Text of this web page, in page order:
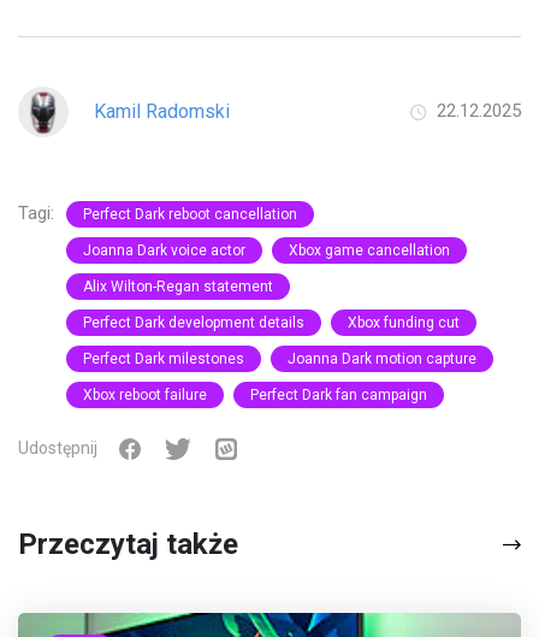
Kamil Radomski 22.12.2025
Tagi: Perfect Dark reboot cancellation
Joanna Dark voice actor Xbox game cancellation
Alix Wilton-Regan statement
Perfect Dark development details Xbox funding cut
Perfect Dark milestones Joanna Dark motion capture
Xbox reboot failure Perfect Dark fan campaign
Udostępnij
Przeczytaj także